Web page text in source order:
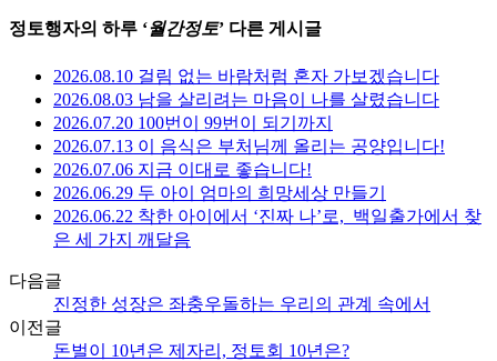
정토행자의 하루 ‘월간정토’ 다른 게시글
2026.08.10 걸림 없는 바람처럼 혼자 가보겠습니다
2026.08.03 남을 살리려는 마음이 나를 살렸습니다
2026.07.20 100번이 99번이 되기까지
2026.07.13 이 음식은 부처님께 올리는 공양입니다!
2026.07.06 지금 이대로 좋습니다!
2026.06.29 두 아이 엄마의 희망세상 만들기
2026.06.22 착한 아이에서 ‘진짜 나’로,_백일출가에서 찾
은 세 가지 깨달음
다음글
진정한 성장은 좌충우돌하는 우리의 관계 속에서
이전글
돈벌이 10년은 제자리, 정토회 10년은?